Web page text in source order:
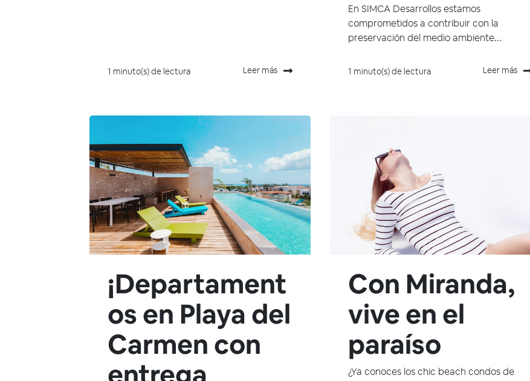
1 minuto(s) de lectura Leer más
En SIMCA Desarrollos estamos
comprometidos a contribuir con la
preservación del medio ambiente...
1 minuto(s) de lectura Leer más
¡Departament
os en Playa del
Carmen con
Con Miranda,
vive en el
paraíso
¿Ya conoces los chic beach condos de